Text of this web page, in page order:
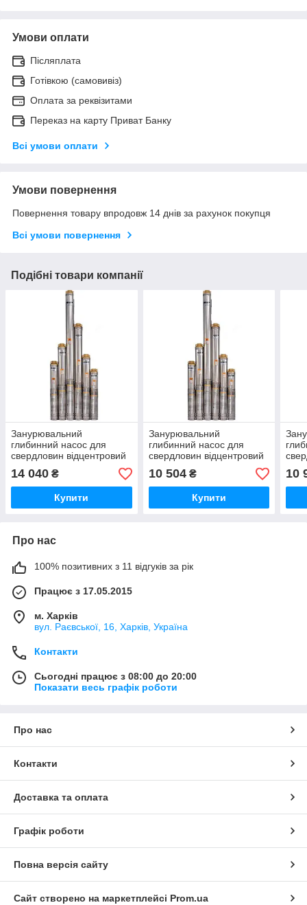
Умови оплати
Післяплата
Готівкою (самовивіз)
Оплата за реквізитами
Переказ на карту Приват Банку
Всі умови оплати
Умови повернення
Повернення товару впродовж 14 днів за рахунок покупця
Всі умови повернення
Подібні товари компанії
Занурювальний
глибинний насос для
свердловин відцентровий
100QJD 220-1.5 Sprut
14 040 ₴
Купити
Занурювальний
глибинний насос для
свердловин відцентровий
100QJD 208-0.55 Sprut
10 504₴
Купити
10
Про нас
100% позитивних з 11 відгуків за рік
Працює з 17.05.2015
м. Харків
вул. Раєвської, 16, Харків, Україна
Контакти
Сьогодні працює з 08:00 до 20:00
Показати весь графік роботи
Про нас
Контакти
Доставка та оплата
Графік роботи
Повна версія сайту
Сайт створено на маркетплейсі Prom.ua